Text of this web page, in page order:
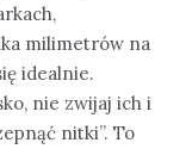
milimetrów na
idealnie.
nie zwijaj ich i
nitki”. To